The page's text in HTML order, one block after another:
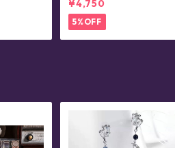
¥4,750
5%OFF